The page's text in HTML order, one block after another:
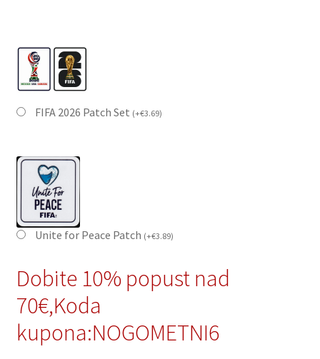
FIFA 2026 Patch Set (+€3.69)
Unite for Peace Patch (+€3.89)
Dobite 10% popust nad
70€,Koda
kupona:NOGOMETNI6